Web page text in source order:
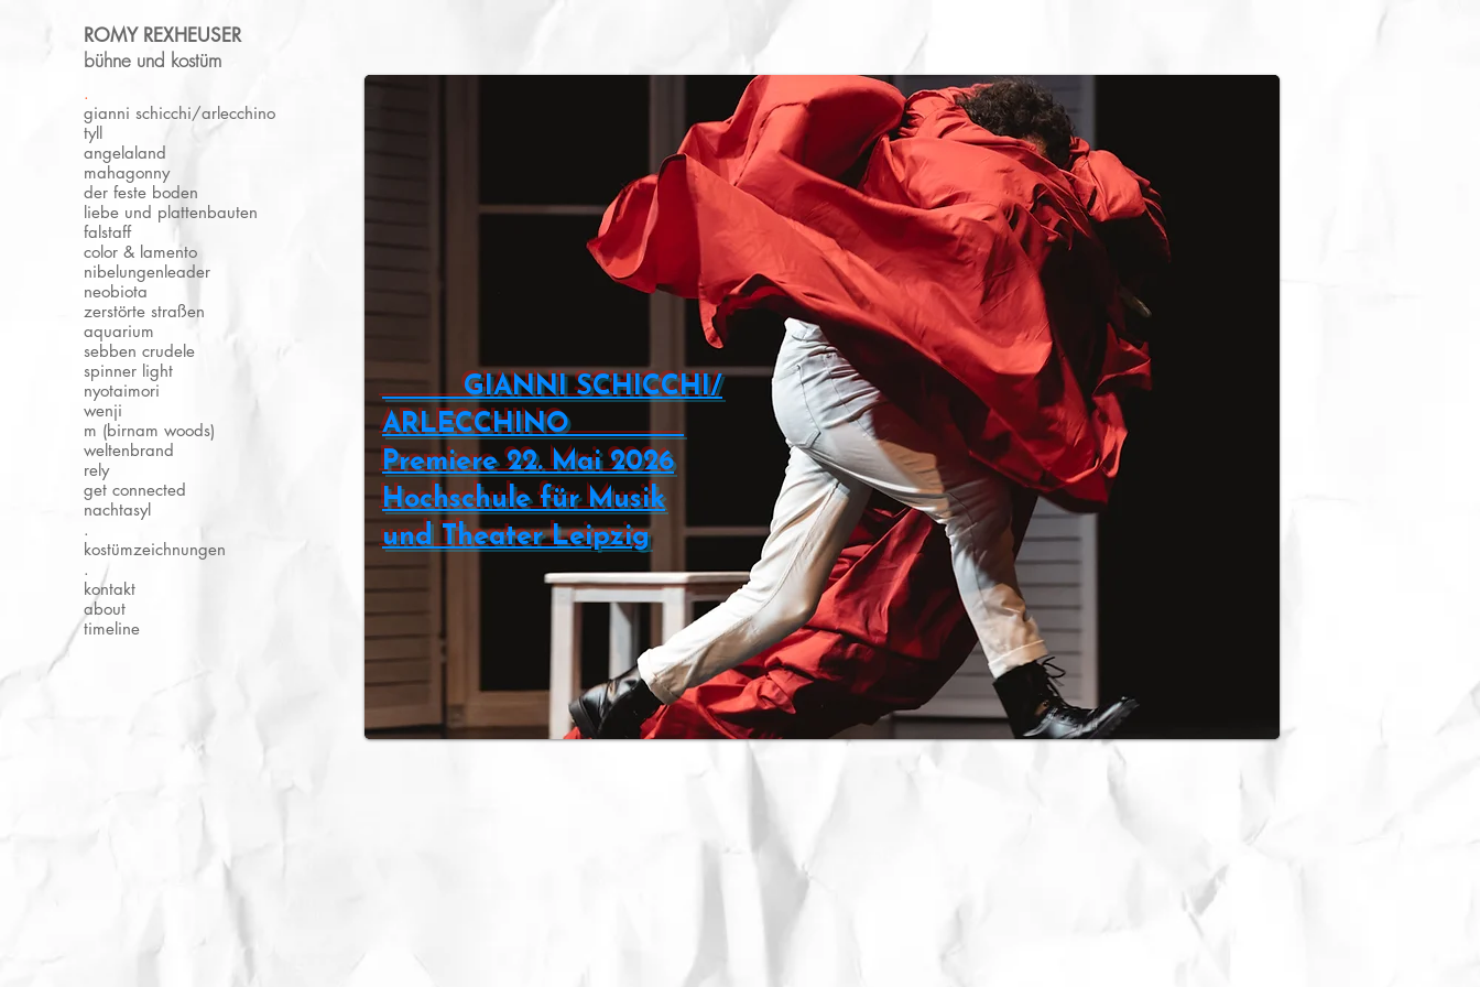
.
gianni schicchi/arlecchino
tyll
angelaland
mahagonny
der feste boden
liebe und plattenbauten
falstaff
color & lamento
nibelungenleader
neobiota
zerstörte straßen
aquarium
sebben crudele
spinner light
nyotaimori
wenji
m (birnam woods)
weltenbrand
rely
get connected
nachtasyl
.
kostümzeichnungen
.
kontakt
about
timeline
ROMY REXHEUSER
bühne und kostüm
GIANNI SCHICCHI/
ARLECCHINO
Premiere 22. Mai 2026
Hochschule für Musik
und Theater Leipzig